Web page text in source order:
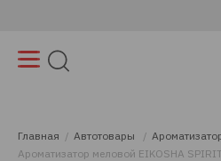
Главная Автотовары
Ароматизатор меловой EIKOSHA